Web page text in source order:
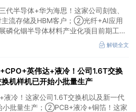
半导体+华为海思！这家公司刻蚀、
主流存储及HBM客户；②光纤+AI应用
磷化铟半导体材料产业化项目前期工
航天+军工！公司拟定增募资不超3亿元
解锁全文
英伟达+液冷！公司1.6T交换
机样机已开始小批量生产
冷！这家公司1.6T交换机以及新一代
小批量生产；②PCB+液冷+铜箔！这家